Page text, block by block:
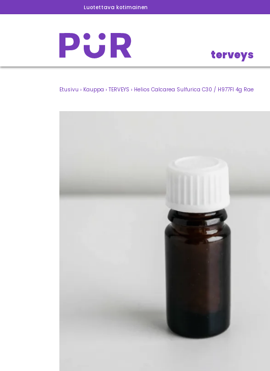
Luotettava kotimainen
terveys
Etusivu › Kauppa › TERVEYS › Helios Calcarea Sulfurica C30 / H977FI 4g Rae